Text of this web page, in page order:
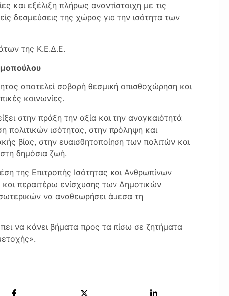
και εξέλιξη πλήρως αναντίστοιχη με τις
δεσμεύσεις της χώρας για την ισότητα των
της Κ.Ε.Δ.Ε.
αποτελεί σοβαρή θεσμική οπισθοχώρηση και
κοινωνίες.
στην πράξη την αξία και την αναγκαιότητά
πολιτικών ισότητας, στην πρόληψη και
βίας, στην ευαισθητοποίηση των πολιτών και
δημόσια ζωή.
της Επιτροπής Ισότητας και Ανθρωπίνων
περαιτέρω ενίσχυσης των Δημοτικών
να αναθεωρήσει άμεσα τη
να κάνει βήματα προς τα πίσω σε ζητήματα